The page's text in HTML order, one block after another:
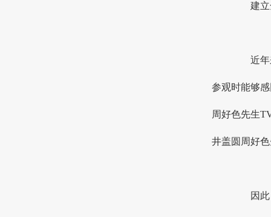
建立
近年来
参观时能够感
周好色先生TV
井盖圆周好色
因此